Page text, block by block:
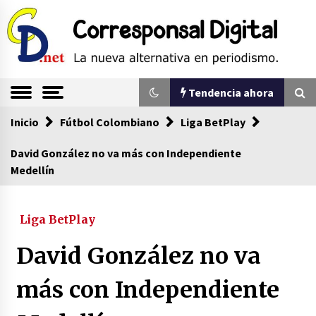
Saltar
al
contenido
Corresponsal
Digital
La nueva alternativa en periodismo
Tendencia ahora
Tendencia ahora
congreso en Colombia
Corina Machado y su sed de poder
Inicio Fútbol Colombiano Liga BetPlay
David González no va más con Independiente
Medellín
Liga BetPlay
David González no va
más con Independiente